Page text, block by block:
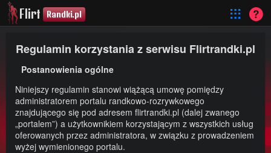
Flirt Randki.pl
Regulamin korzystania z serwisu Flirtrandki.pl
Postanowienia ogólne
Niniejszy regulamin stanowi wiążącą umowę pomiędzy
administratorem portalu randkowo-rozrywkowego
znajdującego się pod adresem flirtrandki.pl (dalej zwanego
„portalem”) a użytkownikiem korzystającym z wszystkich usług
oferowanych przez administratora, w związku z prowadzeniem
wyżej wymienionego portalu.